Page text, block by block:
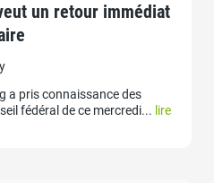
un retour immédiat
a pris connaissance des
fédéral de ce mercredi... lire